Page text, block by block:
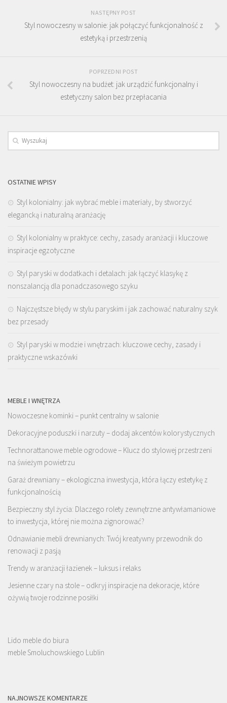
NASTĘPNY POST
Styl nowoczesny w salonie: jak połączyć funkcjonalność z
estetyką i przestrzenią
POPRZEDNI POST
Styl nowoczesny na budżet: jak urządzić funkcjonalny i
estetyczny salon bez przepłacania
OSTATNIE WPISY
Styl kolonialny: jak wybrać meble i materiały, by stworzyć
elegancką i naturalną aranżację
Styl kolonialny w praktyce: cechy, zasady aranżacji i kluczowe
inspiracje egzotyczne
Styl paryski w dodatkach i detalach: jak łączyć klasykę z
nonszalancją dla ponadczasowego szyku
Najczęstsze błędy w stylu paryskim i jak zachować naturalny szyk
bez przesady
Styl paryski w modzie i wnętrzach: kluczowe cechy, zasady i
praktyczne wskazówki
MEBLE I WNĘTRZA
Nowoczesne kominki – punkt centralny w salonie
Dekoracyjne poduszki i narzuty – dodaj akcentów kolorystycznych
Technorattanowe meble ogrodowe – Klucz do stylowej przestrzeni
na świeżym powietrzu
Garaż drewniany – ekologiczna inwestycja, która łączy estetykę z
funkcjonalnością
Bezpieczny styl życia: Dlaczego rolety zewnętrzne antywłamaniowe
to inwestycja, której nie można zignorować?
Odnawianie mebli drewnianych: Twój kreatywny przewodnik do
renowacji z pasją
Trendy w aranżacji łazienek – luksus i relaks
Jesienne czary na stole – odkryj inspiracje na dekoracje, które
ożywią twoje rodzinne posiłki
Lido meble do biura
meble Smoluchowskiego Lublin
NAJNOWSZE KOMENTARZE